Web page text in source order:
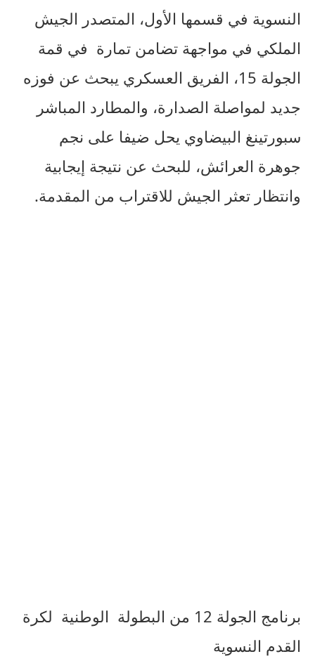
النسوية في قسمها الأول، المتصدر الجيش
الملكي في مواجهة تضامن تمارة في قمة
الجولة 15، الفريق العسكري يبحث عن فوزه
جديد لمواصلة الصدارة، والمطارد المباشر
سبورتينغ البيضاوي يحل ضيفا على نجم
جوهرة العرائش، للبحث عن نتيجة إيجابية
وانتظار تعثر الجيش للاقتراب من المقدمة.
برنامج الجولة 12 من البطولة الوطنية لكرة
القدم النسوية